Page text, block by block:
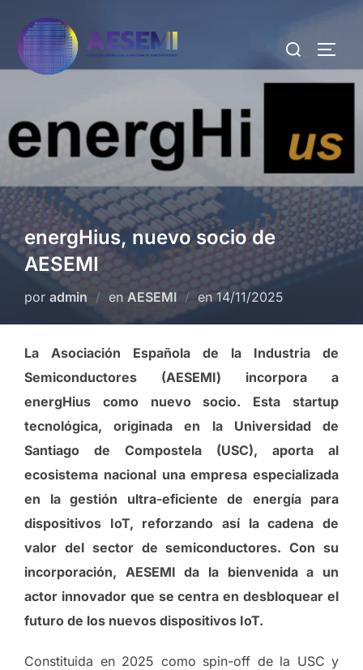
energHius, nuevo socio de
AESEMI
por admin en AESEMI en 14/11/2025
La Asociación Española de la Industria de
Semiconductores (AESEMI) incorpora a
energHius como nuevo socio. Esta startup
tecnológica, originada en la Universidad de
Santiago de Compostela (USC), aporta al
ecosistema nacional una empresa especializada
en la gestión ultra-eficiente de energía para
dispositivos IoT, reforzando así la cadena de
valor del sector de semiconductores. Con su
incorporación, AESEMI da la bienvenida a un
actor innovador que se centra en desbloquear el
futuro de los nuevos dispositivos IoT.
Constituida en 2025 como spin-off de la USC y